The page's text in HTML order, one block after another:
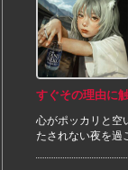
すぐその理由に
心がポッカリと空
たされない夜を過